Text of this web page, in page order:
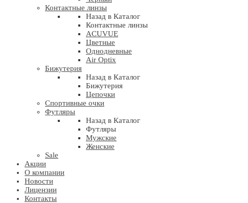
Контактные линзы
Назад в Каталог
Контактные линзы
ACUVUE
Цветные
Однодневные
Air Optix
Бижутерия
Назад в Каталог
Бижутерия
Цепочки
Спортивные очки
Футляры
Назад в Каталог
Футляры
Мужские
Женские
Sale
Акции
О компании
Новости
Лицензии
Контакты